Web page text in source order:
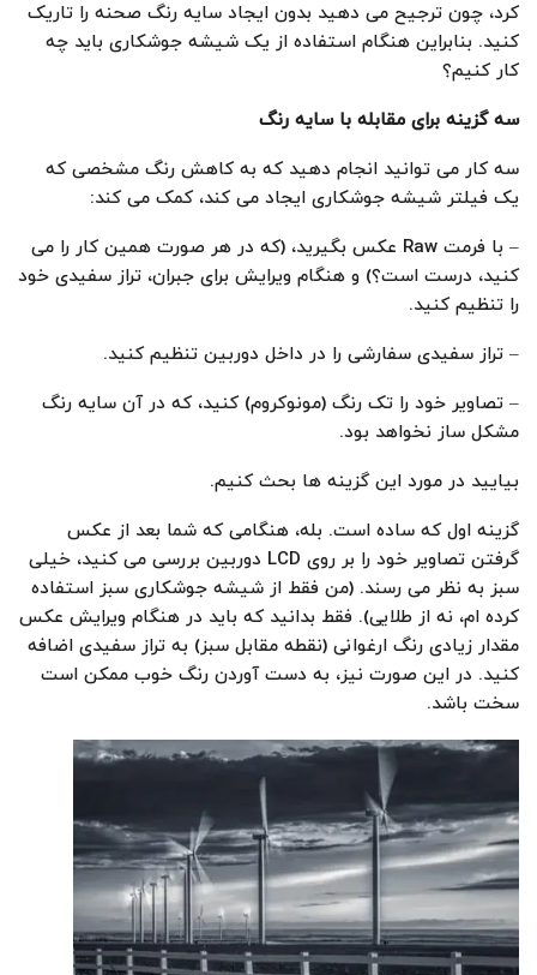
کرد، چون ترجیح می دهید بدون ایجاد سایه رنگ صحنه را تاریک
کنید. بنابراین هنگام استفاده از یک شیشه جوشکاری باید چه
کار کنیم؟
سه گزینه برای مقابله با سایه رنگ
سه کار می توانید انجام دهید که به کاهش رنگ مشخصی که
یک فیلتر شیشه جوشکاری ایجاد می کند، کمک می کند:
– با فرمت Raw عکس بگیرید، (که در هر صورت همین کار را می
کنید، درست است؟) و هنگام ویرایش برای جبران، تراز سفیدی خود
را تنظیم کنید.
– تراز سفیدی سفارشی را در داخل دوربین تنظیم کنید.
– تصاویر خود را تک رنگ (مونوکروم) کنید، که در آن سایه رنگ
مشکل ساز نخواهد بود.
بیایید در مورد این گزینه ها بحث کنیم.
گزینه اول که ساده است. بله، هنگامی که شما بعد از عکس
گرفتن تصاویر خود را بر روی LCD دوربین بررسی می کنید، خیلی
سبز به نظر می رسند. (من فقط از شیشه جوشکاری سبز استفاده
کرده ام، نه از طلایی). فقط بدانید که باید در هنگام ویرایش عکس
مقدار زیادی رنگ ارغوانی (نقطه مقابل سبز) به تراز سفیدی اضافه
کنید. در این صورت نیز، به دست آوردن رنگ خوب ممکن است
سخت باشد.